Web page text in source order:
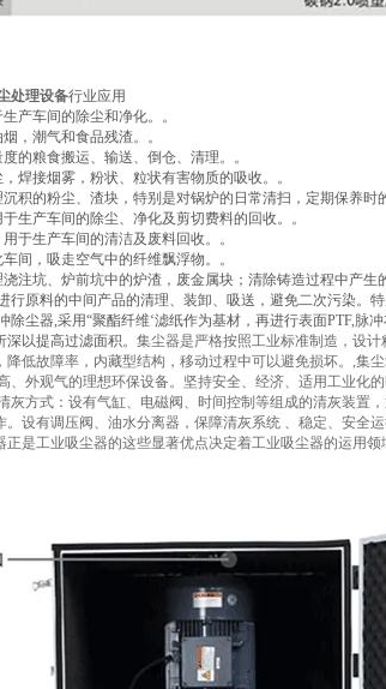
处理设备行业应用
产车间的除尘和净化。。
，潮气和食品残渣。。
的粮食搬运、输送、倒仓、清理。。
焊接烟雾，粉状、粒状有害物质的吸收。。
积的粉尘、渣块，特别是对锅炉的日常清扫，定期保养时
生产车间的除尘、净化及剪切费料的回收。。
于生产车间的清洁及废料回收。。
间，吸走空气中的纤维飘浮物。。
注坑、炉前坑中的炉渣，废金属块；清除铸造过程中产生
行原料的中间产品的清理、装卸、吸送，避免二次污染。
除尘器,采用“聚酯纤维‘滤纸作为基材，再进行表面PTF,
以提高过滤面积。 集尘器是严格按照工业标准制造，设
降低故障率，内藏型结构，移动过程中可以避免损坏。,集
、外观气的理想环保设备。坚持安全、经济、适用工业化
灰方式：设有气缸、电磁阀、时间控制等组成的清灰装置
。设有调压阀、油水分离器，保障清灰系统 、稳定、安全
正是工业吸尘器的这些显著优点决定着工业吸尘器的运用领